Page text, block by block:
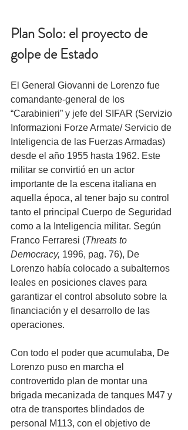
Plan Solo: el proyecto de
golpe de Estado
El General Giovanni de Lorenzo fue
comandante-general de los
“Carabinieri” y jefe del SIFAR (Servizio
Informazioni Forze Armate/ Servicio de
Inteligencia de las Fuerzas Armadas)
desde el año 1955 hasta 1962. Este
militar se convirtió en un actor
importante de la escena italiana en
aquella época, al tener bajo su control
tanto el principal Cuerpo de Seguridad
como a la Inteligencia militar. Según
Franco Ferraresi (Threats to
Democracy, 1996, pag. 76), De
Lorenzo había colocado a subalternos
leales en posiciones claves para
garantizar el control absoluto sobre la
financiación y el desarrollo de las
operaciones.
Con todo el poder que acumulaba, De
Lorenzo puso en marcha el
controvertido plan de montar una
brigada mecanizada de tanques M47 y
otra de transportes blindados de
personal M113, con el objetivo de